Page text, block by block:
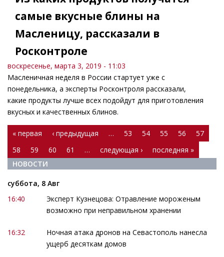
самые вкусные блины на
Масленицу, рассказали в
Росконтроле
воскресенье, марта 3, 2019 - 11:03
Масленичная неделя в России стартует уже с
понедельника, а эксперты Росконтроля рассказали,
какие продукты лучше всех подойдут для приготовления
вкусных и качественных блинов.
Страницы
« первая ‹ предыдущая … 53 54 55 56
57
58
59 60 61 … следующая ›
последняя »
НОВОСТИ
суббота, 8 Авг
16:40
Эксперт Кузнецова: Отравление мороженым
возможно при неправильном хранении
16:32
Ночная атака дронов на Севастополь нанесла
ущерб десяткам домов